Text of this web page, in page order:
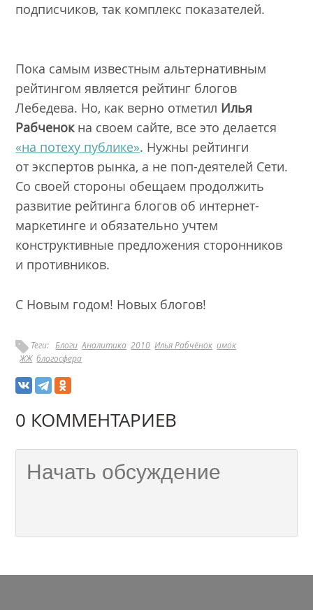
подписчиков, так комплекс показателей.
Пока самым известным альтернативным
рейтингом является рейтинг блогов
Лебедева. Но, как верно отметил Илья
Рабченокна своем сайте, все это делается
«на потеху публике». Нужны рейтинги
от экспертов рынка, а не поп-деятелей Сети.
Со своей стороны обещаем продолжить
развитие рейтинга блогов об интернет-
маркетинге и обязательно учтем
конструктивные предложения сторонников
и противников.
С Новым годом! Новых блогов!
Теги: Блоги Аналитика 2010 Илья Рабчёнок имок
ЖЖ блогосфера
0 КОММЕНТАРИЕВ